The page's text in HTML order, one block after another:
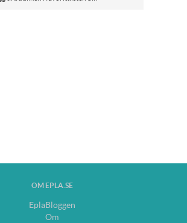
OM EPLA.SE
EplaBloggen
Om